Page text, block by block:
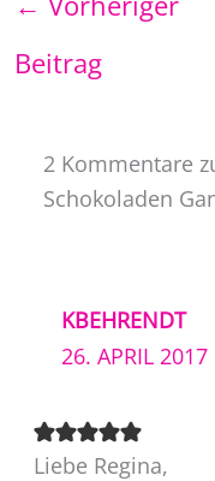
Beitrag
2 Kommentare
Schokoladen
KBEHRENDT
26. APRIL
Liebe Regina,